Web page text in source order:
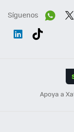
Síguenos
Apoya a